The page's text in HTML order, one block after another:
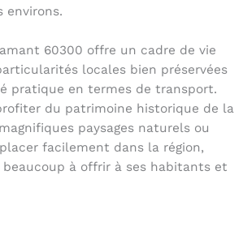
environs.
60300 offre un cadre de vie
locales bien préservées
pratique en termes de transport.
du patrimoine historique de la
paysages naturels ou
facilement dans la région,
à offrir à ses habitants et